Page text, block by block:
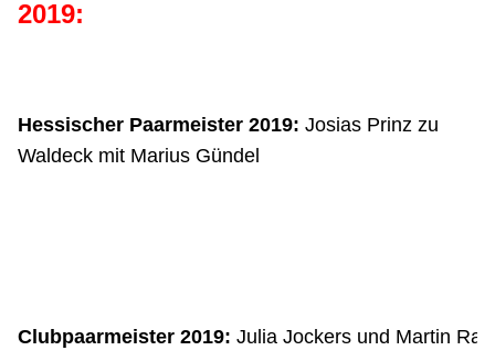
2019:
Hessischer Paarmeister 2019: Josias Prinz zu
Waldeck mit Marius Gündel
Clubpaarmeister 2019: Julia Jockers und Martin